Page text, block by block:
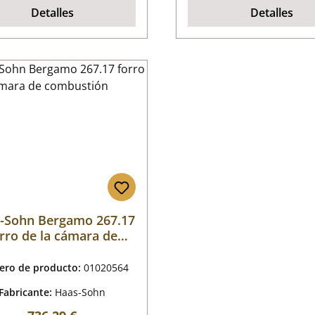
Detalles Detalles
Sohn Bergamo 267.17
de la cámara de
de producto: 01020564
Fabricante: Haas-Sohn